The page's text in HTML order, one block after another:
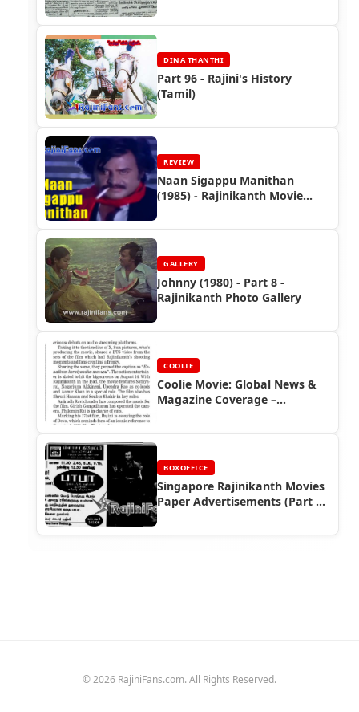
DINA THANTHI
Part 96 - Rajini's History
(Tamil)
REVIEW
Naan Sigappu Manithan
(1985) - Rajinikanth Movie
GALLERY
Johnny (1980) - Part 8 -
Rajinikanth Photo Gallery
COOLIE
Coolie Movie: Global News &
Magazine Coverage –
BOXOFFICE
Singapore Rajinikanth Movies
Paper Advertisements (Part 7)
© 2026 RajiniFans.com. All Rights Reserved.